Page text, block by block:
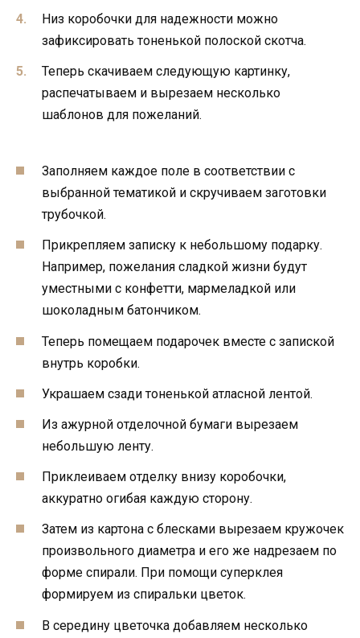
Низ коробочки для надежности можно
зафиксировать тоненькой полоской скотча.
Теперь скачиваем следующую картинку,
распечатываем и вырезаем несколько
шаблонов для пожеланий.
Заполняем каждое поле в соответствии с
выбранной тематикой и скручиваем заготовки
трубочкой.
Прикрепляем записку к небольшому подарку.
Например, пожелания сладкой жизни будут
уместными с конфетти, мармеладкой или
шоколадным батончиком.
Теперь помещаем подарочек вместе с запиской
внутрь коробки.
Украшаем сзади тоненькой атласной лентой.
Из ажурной отделочной бумаги вырезаем
небольшую ленту.
Приклеиваем отделку внизу коробочки,
аккуратно огибая каждую сторону.
Затем из картона с блесками вырезаем кружочек
произвольного диаметра и его же надрезаем по
форме спирали. При помощи суперклея
формируем из спиральки цветок.
В середину цветочка добавляем несколько